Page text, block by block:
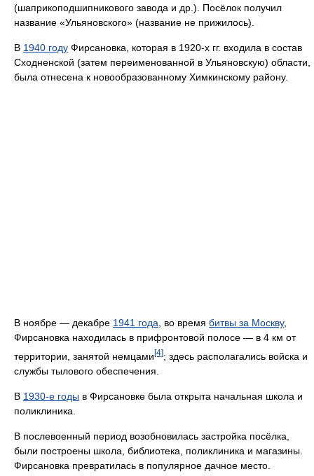
(шаприкоподшипникового завода и др.). Посёлок получил
название «Ульяновского» (название не прижилось).
В 1940 году Фирсановка, которая в 1920-х гг. входила в состав
Сходненской (затем переименованной в Ульяновскую) области,
была отнесена к новообразованному Химкинскому району.
В ноябре — декабре 1941 года , во время битвы за Москву,
Фирсановка находилась в прифронтовой полосе — в 4 км от
территории, занятой немцами[4]; здесь располагались войска и
службы тылового обеспечения.
В 1930-е годы в Фирсановке была открыта начальная школа и
поликлиника.
В послевоенный период возобновилась застройка посёлка,
были построены школа, библиотека, поликлиника и магазины.
Фирсановка превратилась в популярное дачное место.